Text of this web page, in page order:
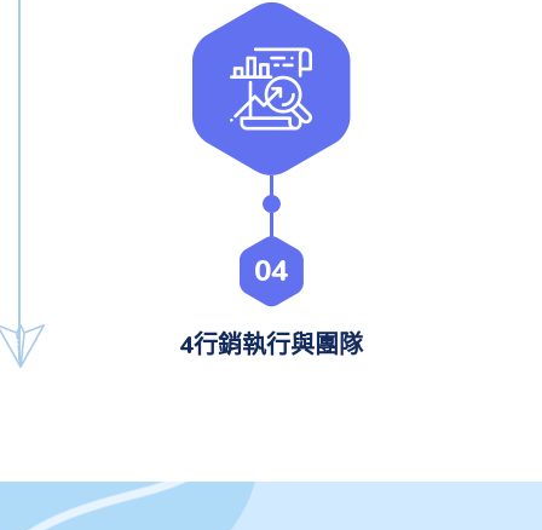
04
4行銷執行與團隊